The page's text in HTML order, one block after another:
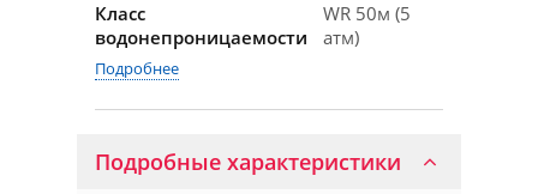
Класс
водонепроницаемости
WR 50м (5
атм)
Подробнее
Подробные характеристики